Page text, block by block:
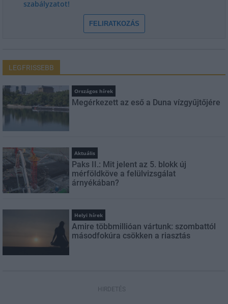
szabályzatot!
FELIRATKOZÁS
LEGFRISSEBB
Országos hírek
Megérkezett az eső a Duna vízgyűjtőjére
Aktuális
Paks II.: Mit jelent az 5. blokk új
mérföldköve a felülvizsgálat
árnyékában?
Helyi hírek
Amire többmillióan vártunk: szombattól
másodfokúra csökken a riasztás
HIRDETÉS